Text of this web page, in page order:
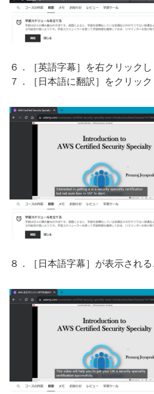
６．［英語字幕］を右クリックし
７．［日本語に翻訳］をクリック
８．［日本語字幕］が表示される